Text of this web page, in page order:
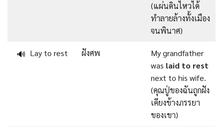
(แผ่นดินไหวได้
ทำลายล้างทั้งเมือง
จนพินาศ)
🔊 Lay to rest ฝังศพ
My grandfather
was laid to rest
next to his wife.
(คุณปู่ของฉันถูกฝัง
เคียงข้างภรรยา
ของเขา)